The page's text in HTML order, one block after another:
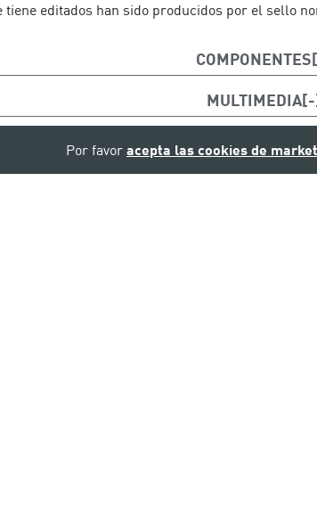
tiene editados han sido producidos por el sello
COMPONENTES
guitarra eléctrica y efectos electrónicos
y piano
MULTIMEDIA
Por favor acepta las cookies de